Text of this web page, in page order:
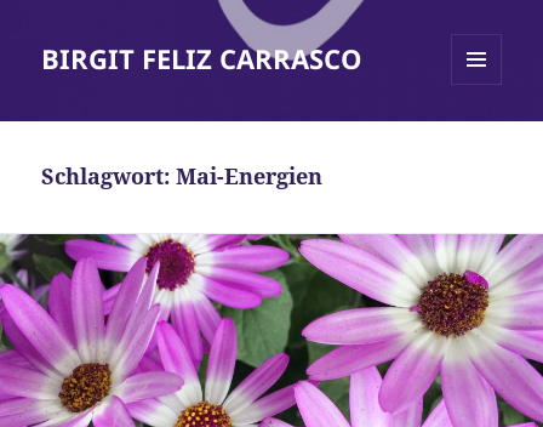
BIRGIT FELIZ CARRASCO
Schlagwort:Mai-Energien